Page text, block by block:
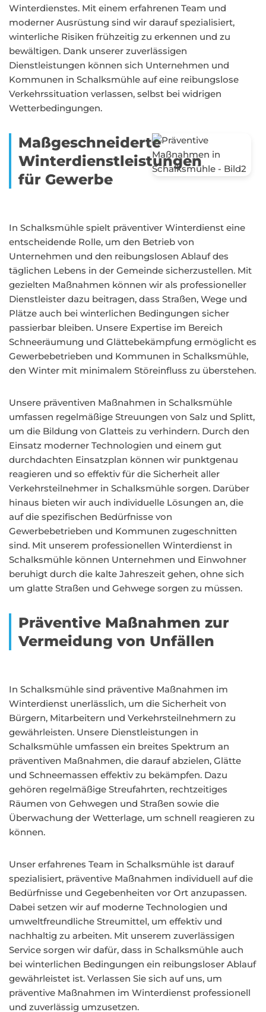
Winterdienstes. Mit einem erfahrenen Team und
moderner Ausrüstung sind wir darauf spezialisiert,
winterliche Risiken frühzeitig zu erkennen und zu
bewältigen. Dank unserer zuverlässigen
Dienstleistungen können sich Unternehmen und
Kommunen in Schalksmühle auf eine reibungslose
Verkehrssituation verlassen, selbst bei widrigen
Wetterbedingungen.
Maßgeschneiderte
Winterdienstleistungen
für Gewerbe
In Schalksmühle spielt präventiver Winterdienst eine
entscheidende Rolle, um den Betrieb von
Unternehmen und den reibungslosen Ablauf des
täglichen Lebens in der Gemeinde sicherzustellen. Mit
gezielten Maßnahmen können wir als professioneller
Dienstleister dazu beitragen, dass Straßen, Wege und
Plätze auch bei winterlichen Bedingungen sicher
passierbar bleiben. Unsere Expertise im Bereich
Schneeräumung und Glättebekämpfung ermöglicht es
Gewerbebetrieben und Kommunen in Schalksmühle,
den Winter mit minimalem Störeinfluss zu überstehen.
Unsere präventiven Maßnahmen in Schalksmühle
umfassen regelmäßige Streuungen von Salz und Splitt,
um die Bildung von Glatteis zu verhindern. Durch den
Einsatz moderner Technologien und einem gut
durchdachten Einsatzplan können wir punktgenau
reagieren und so effektiv für die Sicherheit aller
Verkehrsteilnehmer in Schalksmühle sorgen. Darüber
hinaus bieten wir auch individuelle Lösungen an, die
auf die spezifischen Bedürfnisse von
Gewerbebetrieben und Kommunen zugeschnitten
sind. Mit unserem professionellen Winterdienst in
Schalksmühle können Unternehmen und Einwohner
beruhigt durch die kalte Jahreszeit gehen, ohne sich
um glatte Straßen und Gehwege sorgen zu müssen.
Präventive Maßnahmen zur
Vermeidung von Unfällen
In Schalksmühle sind präventive Maßnahmen im
Winterdienst unerlässlich, um die Sicherheit von
Bürgern, Mitarbeitern und Verkehrsteilnehmern zu
gewährleisten. Unsere Dienstleistungen in
Schalksmühle umfassen ein breites Spektrum an
präventiven Maßnahmen, die darauf abzielen, Glätte
und Schneemassen effektiv zu bekämpfen. Dazu
gehören regelmäßige Streufahrten, rechtzeitiges
Räumen von Gehwegen und Straßen sowie die
Überwachung der Wetterlage, um schnell reagieren zu
können.
Unser erfahrenes Team in Schalksmühle ist darauf
spezialisiert, präventive Maßnahmen individuell auf die
Bedürfnisse und Gegebenheiten vor Ort anzupassen.
Dabei setzen wir auf moderne Technologien und
umweltfreundliche Streumittel, um effektiv und
nachhaltig zu arbeiten. Mit unserem zuverlässigen
Service sorgen wir dafür, dass in Schalksmühle auch
bei winterlichen Bedingungen ein reibungsloser Ablauf
gewährleistet ist. Verlassen Sie sich auf uns, um
präventive Maßnahmen im Winterdienst professionell
und zuverlässig umzusetzen.